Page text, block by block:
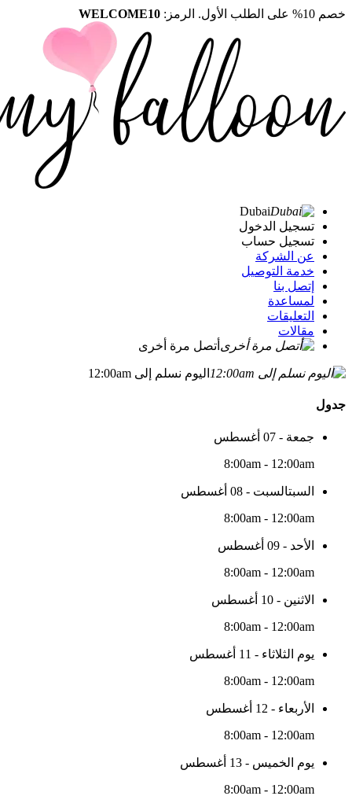
خصم 10% على الطلب الأول. الرمز: WELCOME10
Dubai
تسجيل الدخول
تسجيل حساب
عن الشركة
خدمة التوصيل
إتصل بنا
لمساعدة
التعليقات
مقالات
أتصل مرة أخرى
اليوم نسلم إلى 12:00am
جدول
جمعة - 07 أغسطس
8:00am - 12:00am
السبتالسبت - 08 أغسطس
8:00am - 12:00am
الأحد - 09 أغسطس
8:00am - 12:00am
الاثنين - 10 أغسطس
8:00am - 12:00am
يوم الثلاثاء - 11 أغسطس
8:00am - 12:00am
الأربعاء - 12 أغسطس
8:00am - 12:00am
يوم الخميس - 13 أغسطس
8:00am - 12:00am